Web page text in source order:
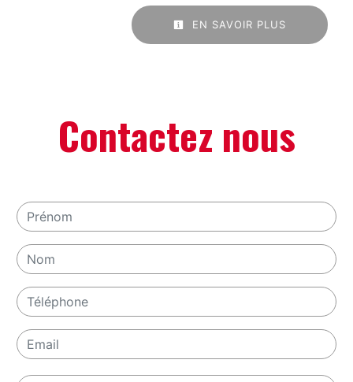
EN SAVOIR PLUS
Contactez nous